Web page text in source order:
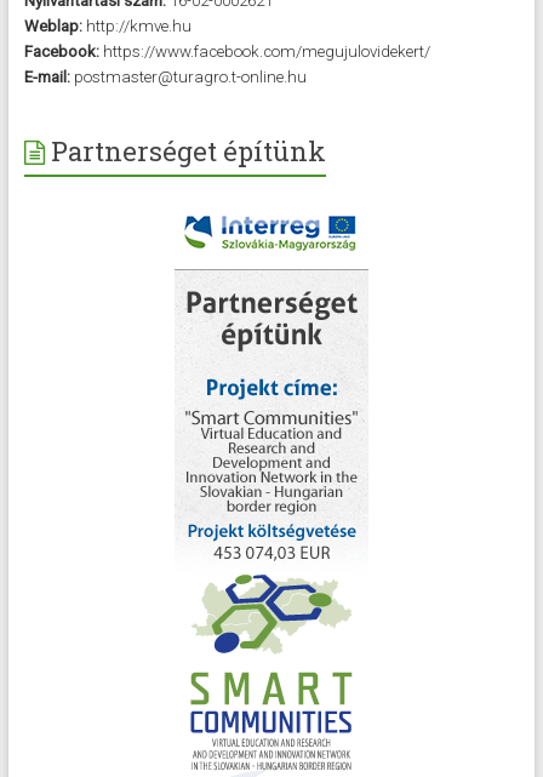
Weblap:http://kmve.hu
Facebook:https://www.facebook.com/megujulovidekert/
E-mail: postmaster@turagro.t-online.hu
Partnerséget építünk